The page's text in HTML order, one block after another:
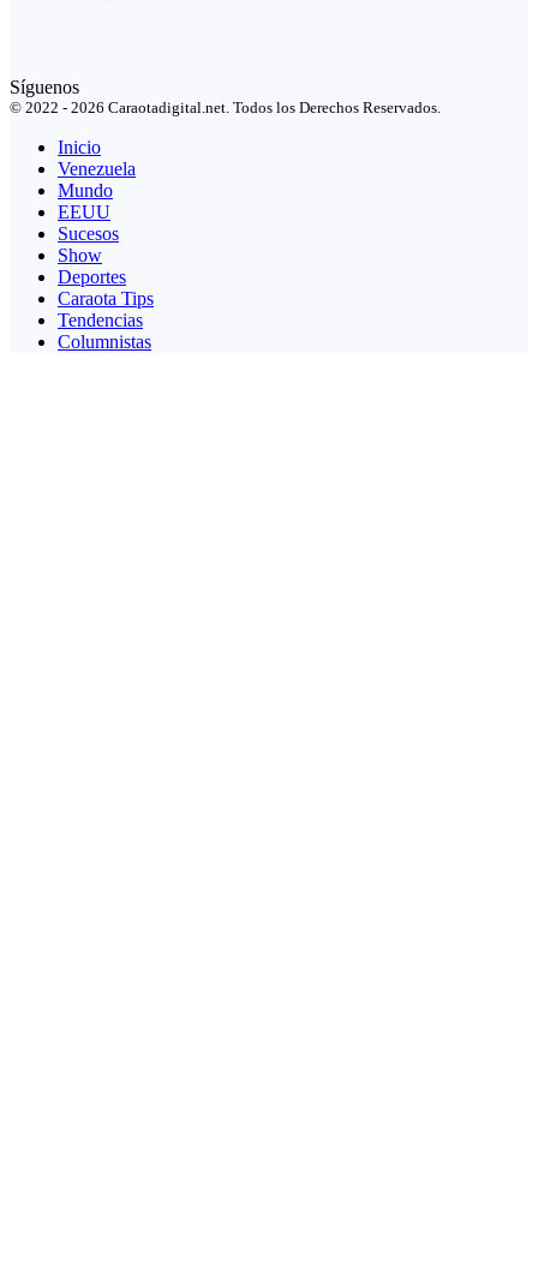
Síguenos
© 2022 - 2026 Caraotadigital.net. Todos los Derechos Reservados.
Inicio
Venezuela
Mundo
EEUU
Sucesos
Show
Deportes
Caraota Tips
Tendencias
Columnistas